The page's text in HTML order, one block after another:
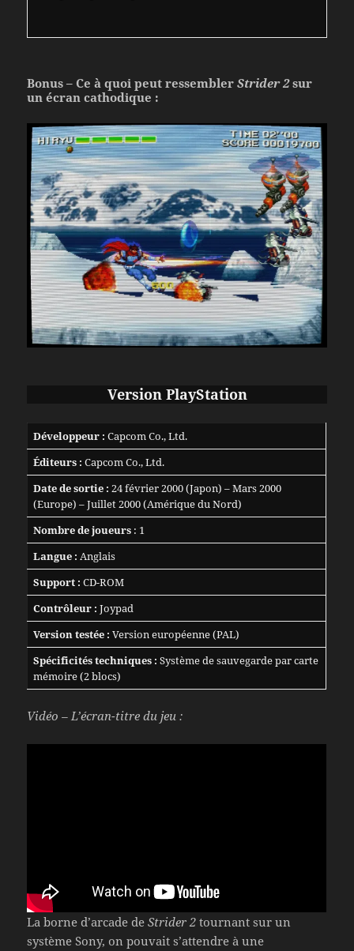
Bonus – Ce à quoi peut ressemblerStrider 2sur
un écran cathodique :
Version PlayStation
Développeur : Capcom Co., Ltd.
Éditeurs : Capcom Co., Ltd.
Date de sortie : 24 février 2000 (Japon) – Mars 2000
(Europe) – Juillet 2000 (Amérique du Nord)
Nombre de joueurs: 1
Langue : Anglais
Support : CD-ROM
Contrôleur : Joypad
Version testée : Version européenne (PAL)
Spécificités techniques : Système de sauvegarde par carte
mémoire (2 blocs)
Vidéo – L’écran-titre du jeu :
La borne d’arcade deStrider 2 tournant sur un
système Sony, on pouvait s’attendre à une